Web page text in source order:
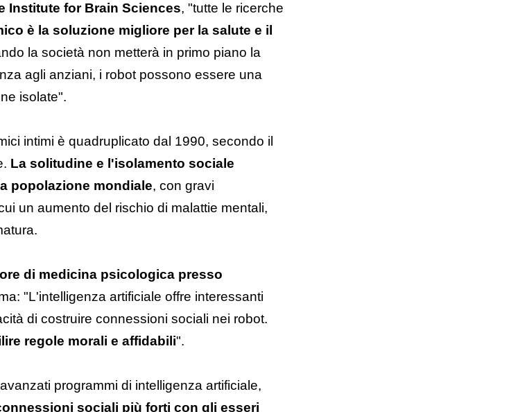
Institute for Brain Sciences, "tutte le ricerche
è la soluzione migliore per la salute e il
la società non metterà in primo piano la
agli anziani, i robot possono essere una
isolate".
intimi è quadruplicato dal 1990, secondo il
La solitudine e l'isolamento sociale
popolazione mondiale, con gravi
un aumento del rischio di malattie mentali,
di medicina psicologica presso
"L'intelligenza artificiale offre interessanti
di costruire connessioni sociali nei robot.
regole morali e affidabili".
programmi di intelligenza artificiale,
sociali più forti con gli esseri